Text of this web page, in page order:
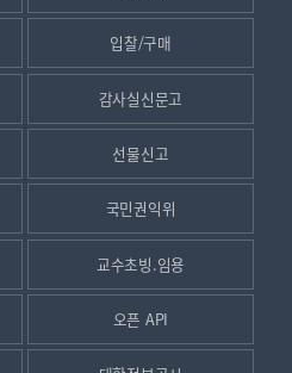
입찰/구매
감사실신문고
선물신고
국민권익위
교수초빙.임용
오픈 API